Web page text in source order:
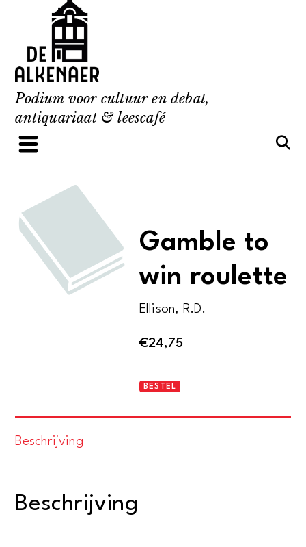
content
Podium voor cultuur en debat,
antiquariaat & leescafé
Gamble to
win roulette
Ellison, R.D.
€24,75
Gamble
BESTEL
Beschrijving
Beschrijving